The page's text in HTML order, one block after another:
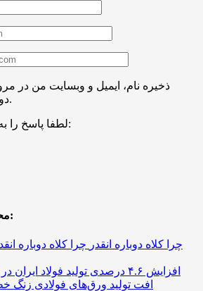
ذخیره نام، ایمیل و وبسایت من در
دوباره دیدگاهی می‌نویسم.
لطفا پاسخ را به عدد انگلیسی وارد کنید:
محبوب‌ترین مطالب مجله:
چرا کلاه دوباره انقدر
افت تولید ورق‌های فولادی